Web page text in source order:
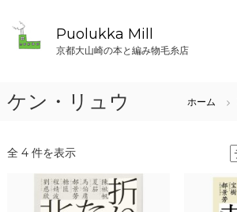
ス
プ
Puolukka Mill
京都大山崎の本と編み物毛糸店
ケン・リュウ ホーム
全 4 件を表示